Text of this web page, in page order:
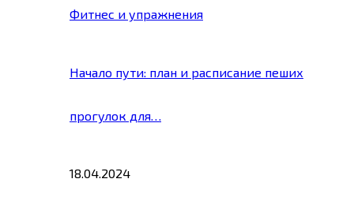
Фитнес и упражнения
Начало пути: план и расписание пеших
прогулок для…
18.04.2024